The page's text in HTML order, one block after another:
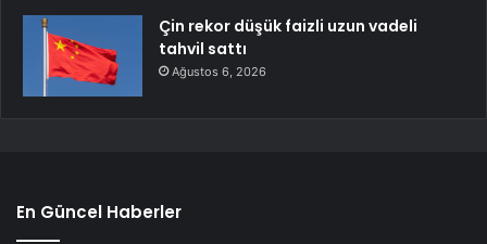
Çin rekor düşük faizli uzun vadeli
tahvil sattı
Ağustos 6, 2026
En Güncel Haberler